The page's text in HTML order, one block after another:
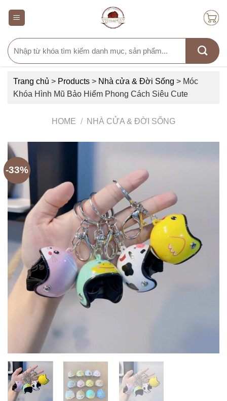
Search
for:
Trang chủ > Products > Nhà cửa & Đời Sống > Móc
Khóa Hình Mũ Bảo Hiểm Phong Cách Siêu Cute
HOME / NHÀ CỬA & ĐỜI SỐNG
-33%